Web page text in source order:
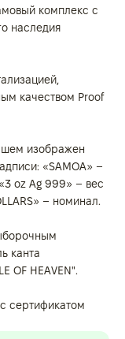
комплекс с
наследия
качеством Proof
изображен
«SAMOA» –
oz Ag 999» – вес
– номинал.
канта
OF HEAVEN".
сертификатом